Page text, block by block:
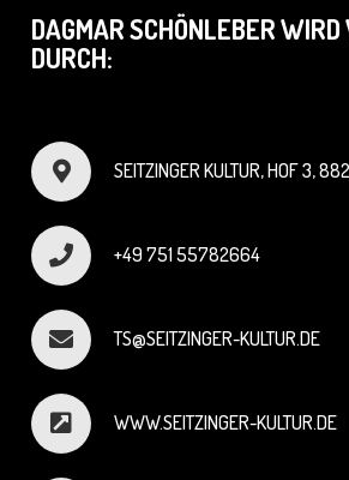
DAGMAR SCHÖNLEBER
DURCH:
SEITZINGER KULTUR, HOF 3,
+49 751 55782664
TS@SEITZINGER-KULTUR.DE
WWW.SEITZINGER-KULTUR.DE